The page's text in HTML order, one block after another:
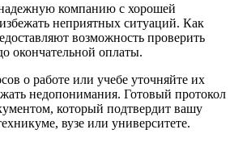
компанию с хорошей
неприятных ситуаций. Как
возможность проверить
окончательной оплаты.
о работе или учебе уточняйте их
недопонимания. Готовый протокол
который подтвердит вашу
вузе или университете.